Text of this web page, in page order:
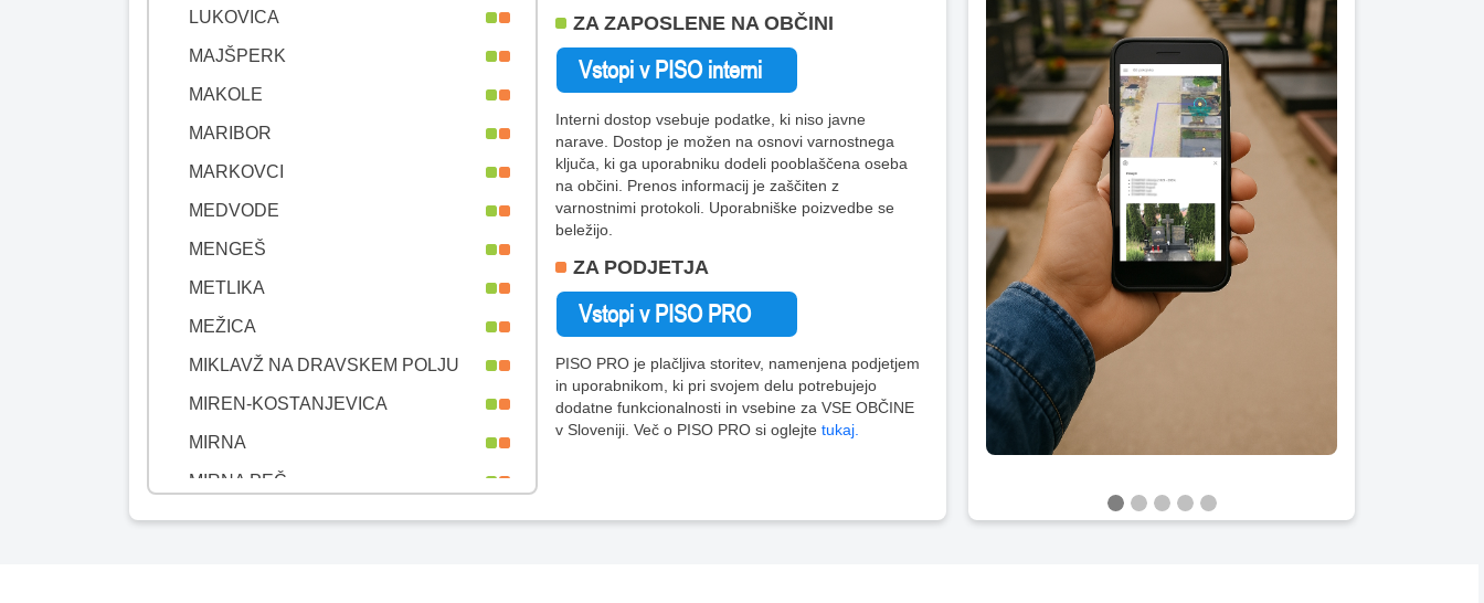
LUKOVICA
MAJŠPERK
MAKOLE
MARIBOR
MARKOVCI
MEDVODE
MENGEŠ
METLIKA
MEŽICA
MIKLAVŽ NA DRAVSKEM POLJU
MIREN-KOSTANJEVICA
MIRNA
MIRNA PEČ
MISLINJA
ZA ZAPOSLENE NA OBČINI
Interni dostop vsebuje podatke, ki niso javne
narave. Dostop je možen na osnovi varnostnega
ključa, ki ga uporabniku dodeli pooblaščena oseba
na občini. Prenos informacij je zaščiten z
varnostnimi protokoli. Uporabniške poizvedbe se
beležijo.
ZA PODJETJA
PISO PRO je plačljiva storitev, namenjena podjetjem
in uporabnikom, ki pri svojem delu potrebujejo
dodatne funkcionalnosti in vsebine za VSE OBČINE
v Sloveniji. Več o PISO PRO si oglejte tukaj.
Previous Next